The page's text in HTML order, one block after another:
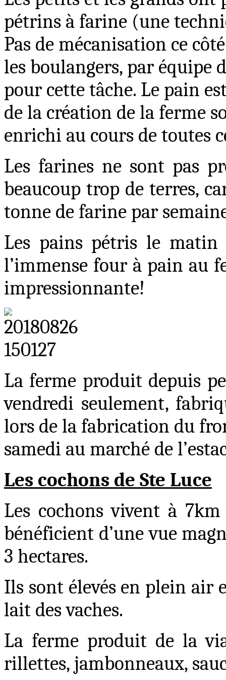
pétrins à farine (une
Pas de mécanisation ce
les boulangers, par équipe
pour cette tâche. Le pain
de la création de la ferme
enrichi au cours de toutes
Les farines ne sont pas
beaucoup trop de terres,
tonne de farine par
Les pains pétris le matin
l’immense four à pain au
impressionnante!
La ferme produit depuis
vendredi seulement,
lors de la fabrication du
samedi au marché de
Les cochons de Ste Luce
Les cochons vivent à
bénéficient d’une vue
3 hectares.
Ils sont élevés en plein
lait des vaches.
La ferme produit de la
rillettes, jambonneaux,